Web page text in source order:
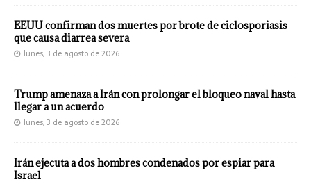
EEUU confirman dos muertes por brote de ciclosporiasis
que causa diarrea severa
lunes, 3 de agosto de 2026
Trump amenaza a Irán con prolongar el bloqueo naval hasta
llegar a un acuerdo
lunes, 3 de agosto de 2026
Irán ejecuta a dos hombres condenados por espiar para
Israel